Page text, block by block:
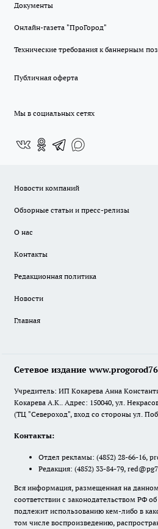
Документы
Онлайн-газета "ПроГород"
Технические требования к баннерным
Публичная оферта
Мы в социальных сетях
Новости компаний
Обзорные статьи и пресс-релизы
О нас
Контакты
Редакционная политика
Новости
Главная
Сетевое издание
Учредитель: ИП Кокарева Анна
Кокарева А.К.. Адрес: 150040, ул.
(ТЦ "Североход", вход со стороны ул.
Контакты:
Отдел рекламы: (4852) 28-66-16,
Редакция: (4852) 33-84-79,
Вся информация, размещенная на данном
соответствии с законодательством РФ
подлежит использованию кем-либо в
том числе воспроизведению,